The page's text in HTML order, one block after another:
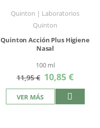
Quinton | Laboratorios
Quinton
Quinton Acción Plus Higiene
Nasal
100 ml
11,95 € Precio
especial
10,85 €
VER MÁS